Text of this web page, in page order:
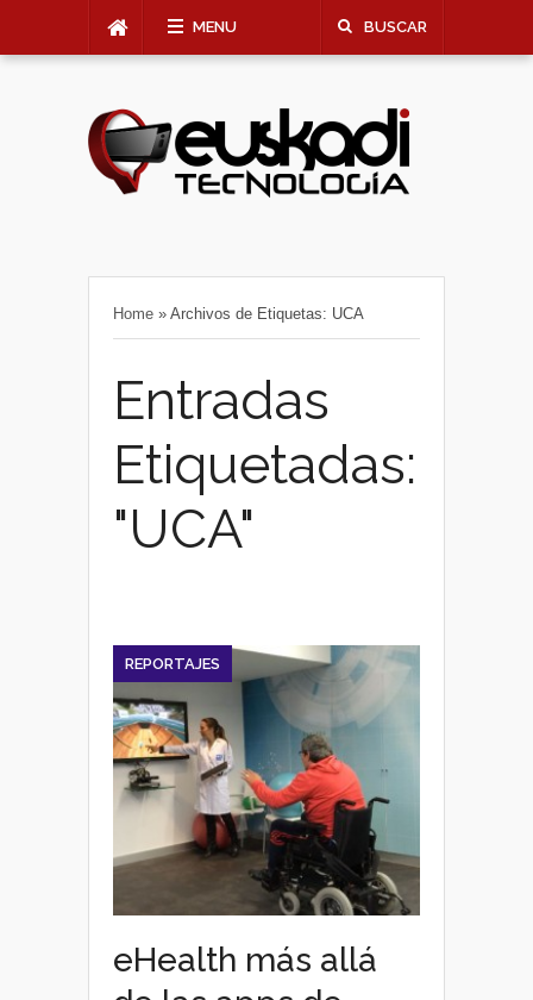
MENU BUSCAR
Home » Archivos de Etiquetas: UCA
Entradas
Etiquetadas:
"UCA"
REPORTAJES
eHealth más allá